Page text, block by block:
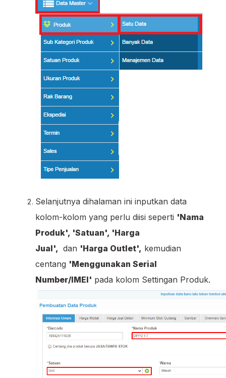
Selanjutnya dihalaman ini inputkan data
kolom-kolom yang perlu diisi seperti 'Nama
Produk', 'Satuan', 'Harga
Jual', dan 'Harga Outlet', kemudian
centang 'Menggunakan Serial
Number/IMEI' pada kolom Settingan Produk.